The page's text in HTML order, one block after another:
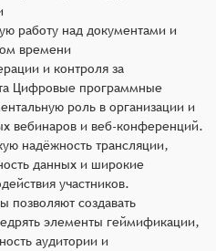
работу над документами и
времени
и контроля за
Цифровые программные
роль в организации и
вебинаров и веб-конференций.
надёжность трансляции,
данных и широкие
участников.
создавать
элементы геймификации,
аудитории и